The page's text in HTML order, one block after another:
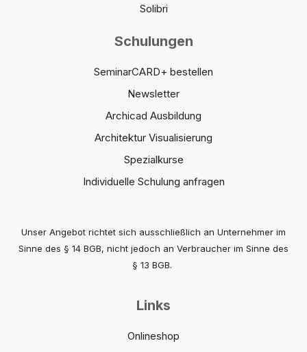
Solibri
Schulungen
SeminarCARD+ bestellen
Newsletter
Archicad Ausbildung
Architektur Visualisierung
Spezialkurse
Individuelle Schulung anfragen
Unser Angebot richtet sich ausschließlich an Unternehmer im
Sinne des § 14 BGB, nicht jedoch an Verbraucher im Sinne des
§ 13 BGB.
Links
Onlineshop